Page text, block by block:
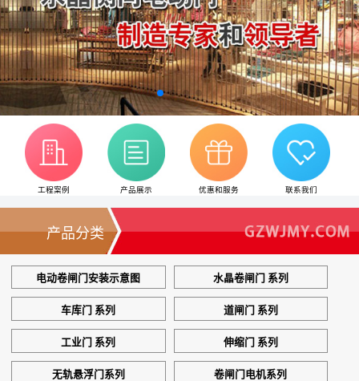
工程案例 产品展示 优惠和服务 联系我们
产品分类
电动卷闸门安装示意图 水晶卷闸门 系列
车库门 系列 道闸门 系列
工业门 系列 伸缩门 系列
无轨悬浮门系列 卷闸门电机系列